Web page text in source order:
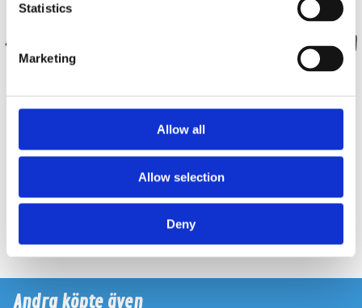
Statistics
Marketing
Allow all
Allow selection
Deny
(Svart)
(Silver)
Alfa Romeo Mito 2014-2018
Hos leverantör 3+ dagar
Andra köpte även